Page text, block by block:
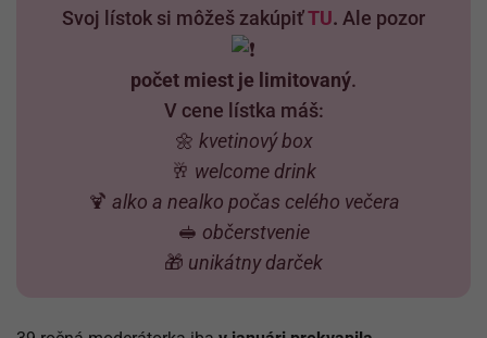
Svoj lístok si môžeš zakúpiťTU. Ale pozor
počet miest je limitovaný.
V cene lístka máš:
🌼 kvetinový box
🥂 welcome drink
🍹 alko a nealko počas celého večera
🥪 občerstvenie
🎁 unikátny darček